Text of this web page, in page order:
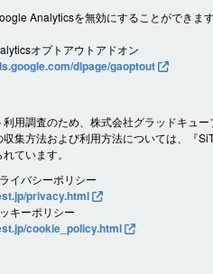
Analyticsを無効にすることができま
オプトアウトアドオン
dlpage/gaoptout
用調査のため、株式会社グラッドキュー
集方法および利用方法については、『
ています。
イバシーポリシー
privacy.html
キーポリシー
cookie_policy.html